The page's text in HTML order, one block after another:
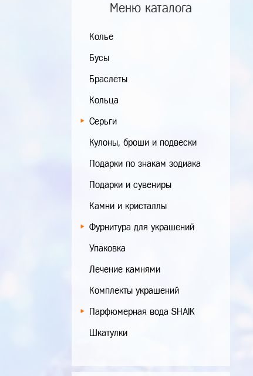
Меню каталога
Колье
Бусы
Браслеты
Кольца
Серьги
Кулоны, броши и подвески
Подарки по знакам зодиака
Подарки и сувениры
Камни и кристаллы
Фурнитура для украшений
Упаковка
Лечение камнями
Комплекты украшений
Парфюмерная вода SHAIK
Шкатулки